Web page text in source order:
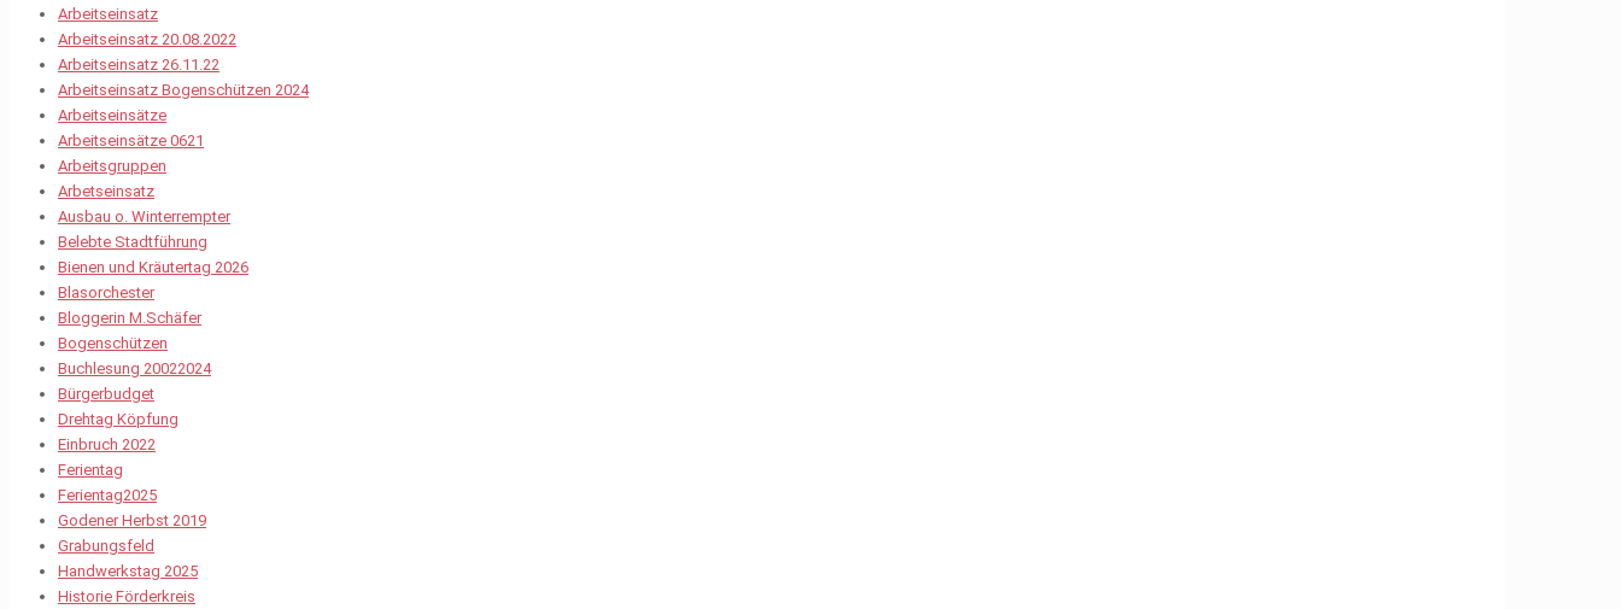
Arbeitseinsatz
Arbeitseinsatz 20.08.2022
Arbeitseinsatz 26.11.22
Arbeitseinsatz Bogenschützen 2024
Arbeitseinsätze
Arbeitseinsätze 0621
Arbeitsgruppen
Arbetseinsatz
Ausbau o. Winterrempter
Belebte Stadtführung
Bienen und Kräutertag 2026
Blasorchester
Bloggerin M.Schäfer
Bogenschützen
Buchlesung 20022024
Bürgerbudget
Drehtag Köpfung
Einbruch 2022
Ferientag
Ferientag2025
Godener Herbst 2019
Grabungsfeld
Handwerkstag 2025
Historie Förderkreis